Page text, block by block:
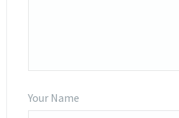
Your Name